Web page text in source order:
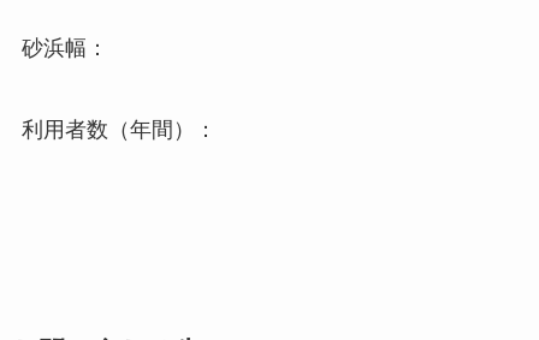
砂浜幅：
利用者数（年間）：